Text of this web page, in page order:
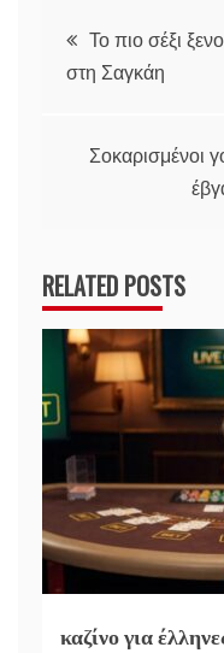
Πλοήγηση
άρθρων
Το πιο σέξι
στη Σαγκάη
Σοκαρισμένοι
RELATED POSTS
καζίνο για